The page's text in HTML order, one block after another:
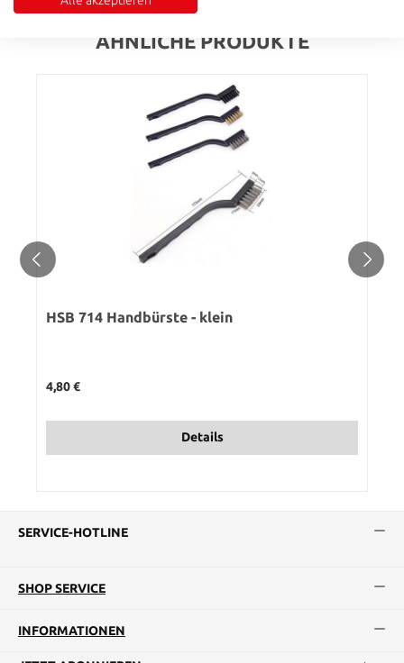
ÄHNLICHE PRODUKTE
HSB 714 Handbürste - klein
4,80 €
Details
SERVICE-HOTLINE
SHOP SERVICE
INFORMATIONEN